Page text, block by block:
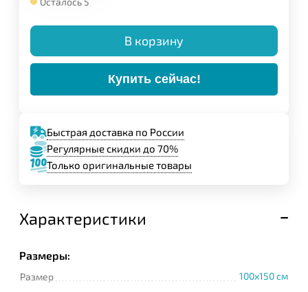
В корзину
Купить сейчас!
Быстрая доставка по России
Регулярные скидки до 70%
Только оригинальные товары
Характеристики
Размеры:
Размер 100x150 см